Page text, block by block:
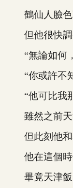
鶴仙人臉色
但他很快調
“無論如何，
“你或許不知
“他可比我那
雖然之前天
但此刻他和
他在這個時候
畢竟天津飯